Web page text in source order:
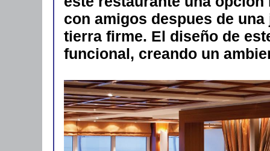
con amigos despues de
tierra firme. El diseño de
funcional, creando un